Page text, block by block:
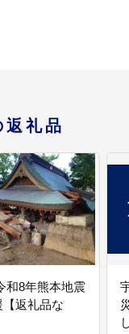
返礼品
和8年熊本地震
【返礼品な